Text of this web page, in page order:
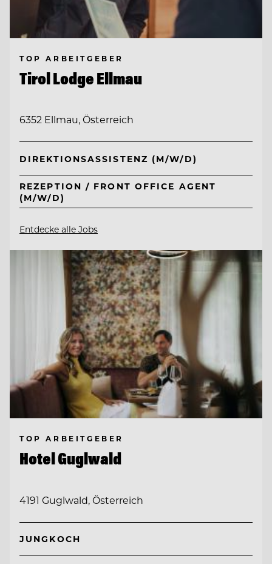
TOP ARBEITGEBER
Tirol Lodge Ellmau
6352 Ellmau, Österreich
DIREKTIONSASSISTENZ (M/W/D)
REZEPTION / FRONT OFFICE AGENT
(M/W/D)
Entdecke alle Jobs
TOP ARBEITGEBER
Hotel Guglwald
4191 Guglwald, Österreich
JUNGKOCH